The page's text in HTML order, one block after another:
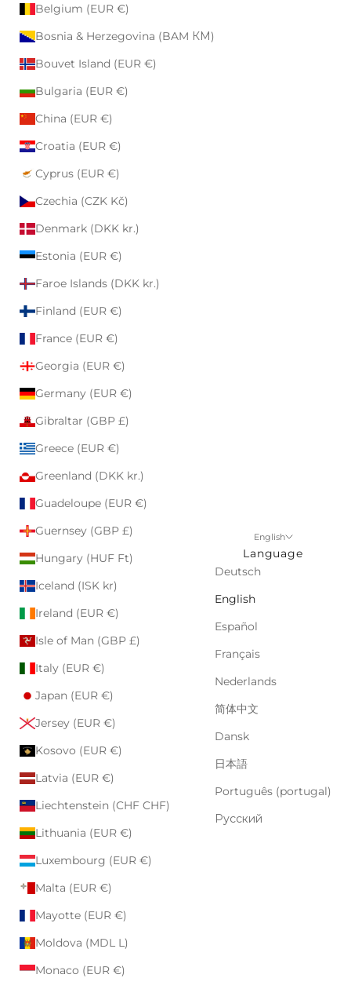
Belgium (EUR €)
Bosnia & Herzegovina (BAM КМ)
Bouvet Island (EUR €)
Bulgaria (EUR €)
China (EUR €)
Croatia (EUR €)
Cyprus (EUR €)
Czechia (CZK Kč)
Denmark (DKK kr.)
Estonia (EUR €)
Faroe Islands (DKK kr.)
Finland (EUR €)
France (EUR €)
Georgia (EUR €)
Germany (EUR €)
Gibraltar (GBP £)
Greece (EUR €)
Greenland (DKK kr.)
Guadeloupe (EUR €)
Guernsey (GBP £)
Hungary (HUF Ft)
Iceland (ISK kr)
Ireland (EUR €)
Isle of Man (GBP £)
Italy (EUR €)
Japan (EUR €)
Jersey (EUR €)
Kosovo (EUR €)
Latvia (EUR €)
Liechtenstein (CHF CHF)
Lithuania (EUR €)
Luxembourg (EUR €)
Malta (EUR €)
Mayotte (EUR €)
Moldova (MDL L)
Monaco (EUR €)
English
Language
Deutsch
English
Español
Français
Nederlands
简体中文
Dansk
日本語
Português (portugal)
Русский